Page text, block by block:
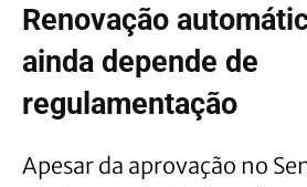
Renovação
ainda depende de
regulamentação
Apesar da aprovação no